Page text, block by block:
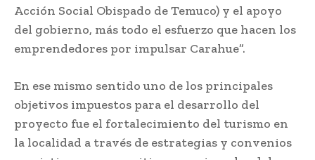
Acción Social Obispado de Temuco) y el apoyo
del gobierno, más todo el esfuerzo que hacen los
emprendedores por impulsar Carahue”.
En ese mismo sentido uno de los principales
objetivos impuestos para el desarrollo del
proyecto fue el fortalecimiento del turismo en
la localidad a través de estrategias y convenios